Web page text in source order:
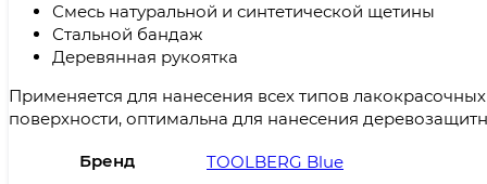
Смесь натуральной и синтетической щетины
Стальной бандаж
Деревянная рукоятка
Применяется для нанесения всех типов
поверхности, оптимальна для нанесения
Бренд TOOLBERG Blue